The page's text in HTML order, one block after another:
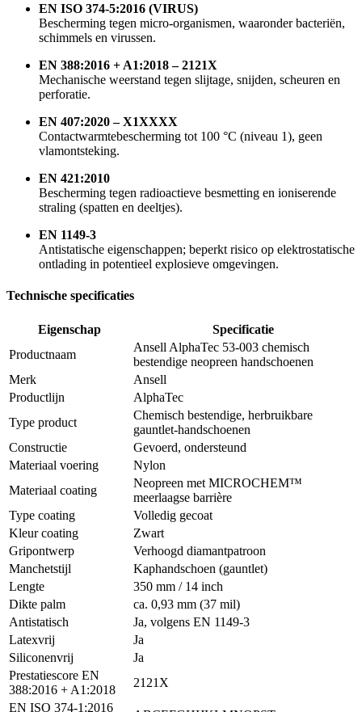
EN ISO 374-5:2016 (VIRUS)
Bescherming tegen micro-organismen, waaronder bacteriën,
schimmels en virussen.
EN 388:2016 + A1:2018 – 2121X
Mechanische weerstand tegen slijtage, snijden, scheuren en
perforatie.
EN 407:2020 – X1XXXX
Contactwarmtebescherming tot 100 °C (niveau 1), geen
vlamontsteking.
EN 421:2010
Bescherming tegen radioactieve besmetting en ioniserende
straling (spatten en deeltjes).
EN 1149-3
Antistatische eigenschappen; beperkt risico op elektrostatische
ontlading in potentieel explosieve omgevingen.
Technische specificaties
Eigenschap
Specificatie
Productnaam
Ansell AlphaTec 53-003 chemisch
bestendige neopreen handschoenen
Merk
Ansell
Productlijn
AlphaTec
Type product
Chemisch bestendige, herbruikbare
gauntlet-handschoenen
Constructie
Gevoerd, ondersteund
Materiaal voering
Nylon
Materiaal coating
Neopreen met MICROCHEM™
meerlaagse barrière
Type coating
Volledig gecoat
Kleur coating
Zwart
Gripontwerp
Verhoogd diamantpatroon
Manchetstijl
Kaphandschoen (gauntlet)
Lengte
350 mm / 14 inch
Dikte palm
ca. 0,93 mm (37 mil)
Antistatisch
Ja, volgens EN 1149-3
Latexvrij
Ja
Siliconenvrij
Ja
Prestatiescore EN
388:2016 + A1:2018
2121X
EN ISO 374-1:2016